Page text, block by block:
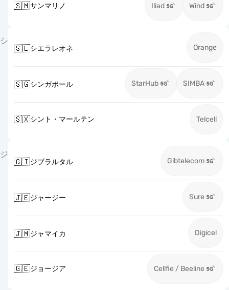
🇸🇲サンマリノ Iliad Wind
シ
🇸🇱シエラレオネ Orange
🇸🇬シンガポール StarHub SIMBA
🇸🇽シント・マールテン Telcell
ジ
🇬🇮ジブラルタル Gibtelecom
🇯🇪ジャージー Sure
🇯🇲ジャマイカ Digicel
🇬🇪ジョージア Cellfie / Beeline